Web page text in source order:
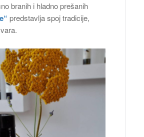
branih i hladno prešanih
predstavlja spoj tradicije,